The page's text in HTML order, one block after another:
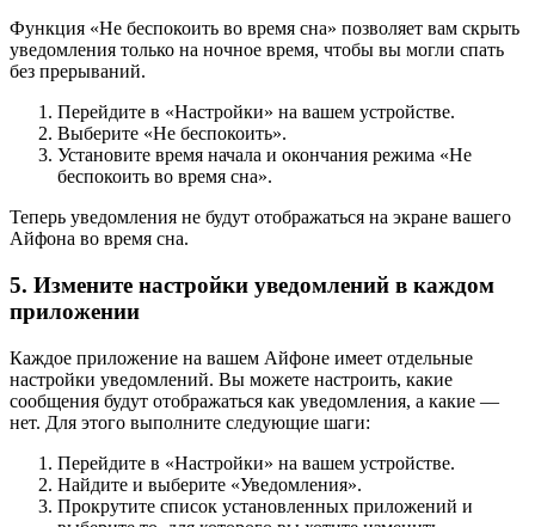
Функция «Не беспокоить во время сна» позволяет вам скрыть
уведомления только на ночное время, чтобы вы могли спать
без прерываний.
Перейдите в «Настройки» на вашем устройстве.
Выберите «Не беспокоить».
Установите время начала и окончания режима «Не
беспокоить во время сна».
Теперь уведомления не будут отображаться на экране вашего
Айфона во время сна.
5. Измените настройки уведомлений в каждом
приложении
Каждое приложение на вашем Айфоне имеет отдельные
настройки уведомлений. Вы можете настроить, какие
сообщения будут отображаться как уведомления, а какие —
нет. Для этого выполните следующие шаги:
Перейдите в «Настройки» на вашем устройстве.
Найдите и выберите «Уведомления».
Прокрутите список установленных приложений и